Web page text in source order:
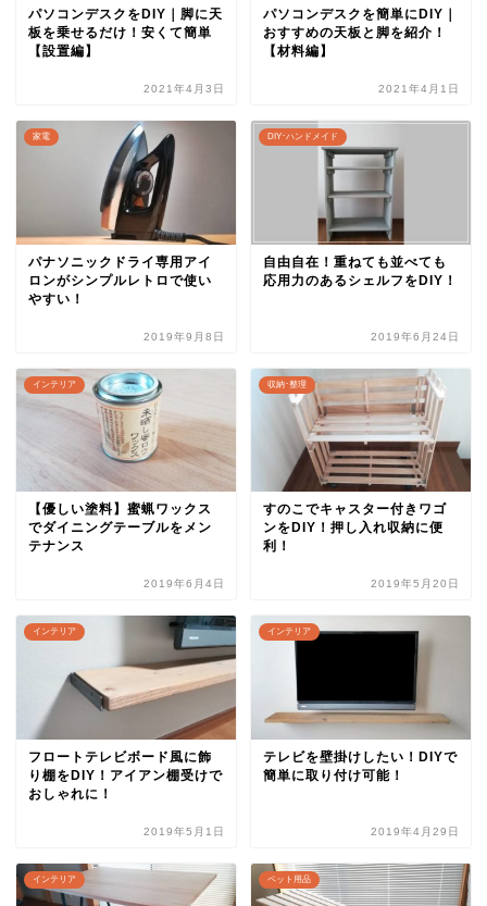
パソコンデスクをDIY｜脚に天
板を乗せるだけ！安くて簡単
【設置編】
2021年4月3日
パソコンデスクを簡単にDIY｜
おすすめの天板と脚を紹介！
【材料編】
2021年4月1日
家電
パナソニックドライ専用アイ
ロンがシンプルレトロで使い
やすい！
2019年9月8日
DIY･ハンドメイド
自由自在！重ねても並べても
応用力のあるシェルフをDIY！
2019年6月24日
インテリア
【優しい塗料】蜜蝋ワックス
でダイニングテーブルをメン
テナンス
2019年6月4日
収納･整理
すのこでキャスター付きワゴ
ンをDIY！押し入れ収納に便
利！
2019年5月20日
インテリア
フロートテレビボード風に飾
り棚をDIY！アイアン棚受けで
おしゃれに！
2019年5月1日
インテリア
テレビを壁掛けしたい！DIYで
簡単に取り付け可能！
2019年4月29日
インテリア ペット用品